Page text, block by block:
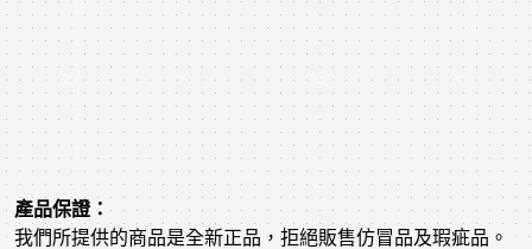
產品保證：
我們所提供的商品是全新正品，拒絕販售仿冒品及瑕疵品。